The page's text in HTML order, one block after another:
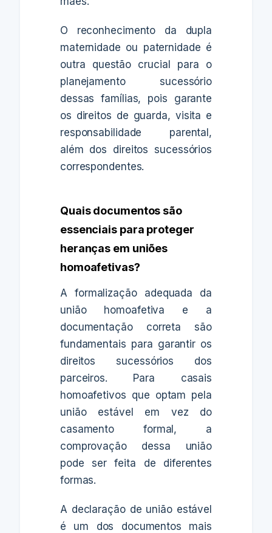
O reconhecimento da dupla
maternidade ou paternidade é
outra questão crucial para o
planejamento sucessório
dessas famílias, pois garante
os direitos de guarda, visita e
responsabilidade parental,
além dos direitos sucessórios
correspondentes.
Quais documentos são
essenciais para proteger
heranças em uniões
homoafetivas?
A formalização adequada da
união homoafetiva e a
documentação correta são
fundamentais para garantir os
direitos sucessórios dos
parceiros. Para casais
homoafetivos que optam pela
união estável em vez do
casamento formal, a
comprovação dessa união
pode ser feita de diferentes
formas.
A declaração de união estável
é um dos documentos mais